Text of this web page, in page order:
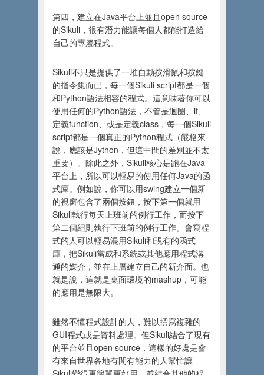
第四，建立在Java平台上並且open source
的Sikuli，很有潛力能讓每個人都能打造給
自己的專屬程式。
Sikuli不只是提供了一堆自動按滑鼠和按鍵
的指令集而已，每一個Sikuli script都是一個
和Python語法相容的程式。這意味著你可以
使用任何的Python語法，不管是迴圈、if、
定義function、或是定義class，每一個Sikuli
script都是一個真正的Python程式（嚴格來
說，應該是Jython，但這中間的差別並不太
重要）。除此之外，Sikuli核心是跑在Java
平台上，所以可以輕易的使用任何Java的函
式庫。例如說，你可以用swing建立一個新
的視窗包含了兩個按鈕，按下第一個就用
Sikuli執行每天上班前的例行工作，而按下
第二個紐則執行下班前的例行工作。會寫程
式的人可以輕易混用Sikuli和現有的函式
庫，把Sikuli當成和系統或其他應用程式溝
通的媒介，並在上層建立自己的新介面。也
就是說，這就是桌面環境的mashup，可能
的應用是無限大。
雖然不懂程式設計的人，難以撰寫複雜的
GUI程式或是資料處理。但Sikuli結合了現有
的平台並且open source，這樣的好處是會
有來自世界各地有閒有能力的人幫忙讓